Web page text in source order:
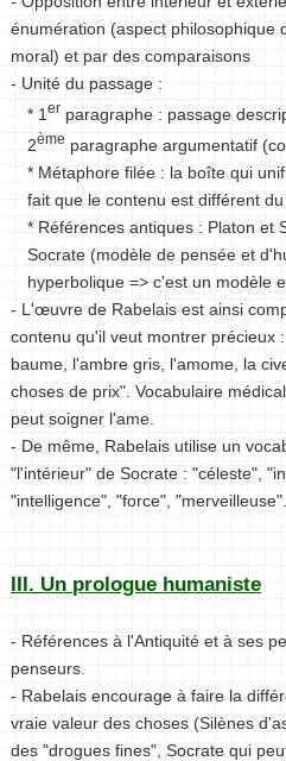
énumération (aspect philosophique
moral) et par des comparaisons
- Unité du passage :
* 1er paragraphe : passage
2ème paragraphe argumentatif
* Métaphore filée : la boîte qui
fait que le contenu est différent
* Références antiques : Platon et
Socrate (modèle de pensée et
hyperbolique => c'est un modèle
- L'œuvre de Rabelais est ainsi
contenu qu'il veut montrer précieux
baume, l'ambre gris, l'amome, la
choses de prix". Vocabulaire
peut soigner l'ame.
- De même, Rabelais utilise un
"l'intérieur" de Socrate : "céleste",
"intelligence", "force", "merveilleuse"...
III. Un prologue humaniste
- Références à l'Antiquité et à ses
penseurs.
- Rabelais encourage à faire la
vraie valeur des choses (Silènes
des "drogues fines", Socrate qui